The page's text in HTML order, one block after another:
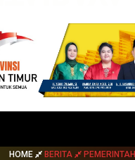
HOME BERITA